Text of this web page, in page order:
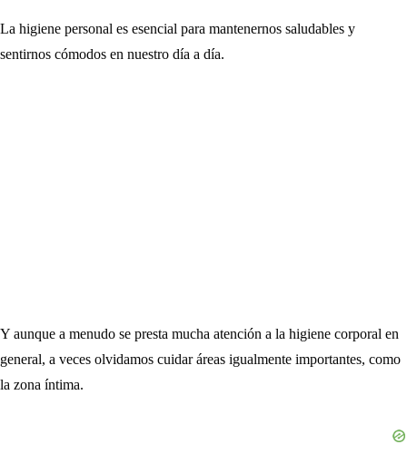
La higiene personal es esencial para mantenernos saludables y
sentirnos cómodos en nuestro día a día.
Y aunque a menudo se presta mucha atención a la higiene corporal en
general, a veces olvidamos cuidar áreas igualmente importantes, como
la zona íntima.